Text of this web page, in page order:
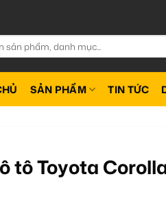
SẢN PHẨM TIN TỨC
tô Toyota